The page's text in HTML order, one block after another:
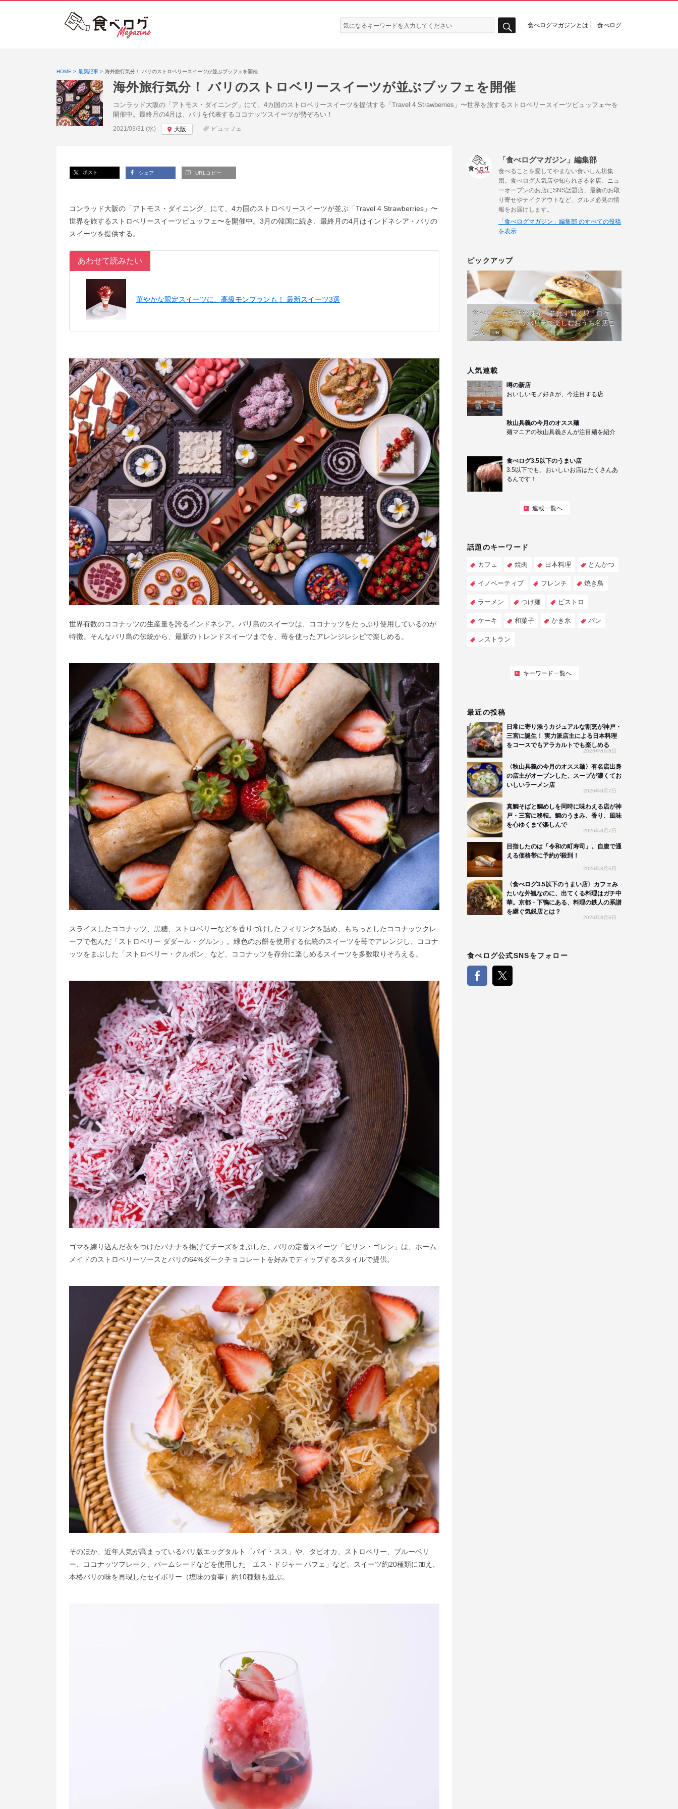
検
索:
食べログマガジンとは 食べログ
HOME 最新記事 海外旅行気分！ バリのストロベリースイーツが並ぶブッフェを開催
海外旅行気分！ バリのストロベリースイーツが並ぶブッフェを開催
コンラッド大阪の「アトモス・ダイニング」にて、4カ国のストロベリースイーツを提供する「Travel 4 Strawberries」〜世界を旅するストロベリースイーツビュッフェ〜を
開催中。最終月の4月は、バリを代表するココナッツスイーツが勢ぞろい！
投稿日:
2021/03/31 (水) 大阪 ビュッフェ
ポスト シェア URLコピー
コンラッド大阪の「アトモス・ダイニング」にて、4カ国のストロベリースイーツが並ぶ「Travel 4 Strawberries」〜
世界を旅するストロベリースイーツビュッフェ〜を開催中。3月の韓国に続き、最終月の4月はインドネシア・バリの
スイーツを提供する。
あわせて読みたい
華やかな限定スイーツに、高級モンブランも！ 最新スイーツ3選
世界有数のココナッツの生産量を誇るインドネシア。バリ島のスイーツは、ココナッツをたっぷり使用しているのが
特徴。そんなバリ島の伝統から、最新のトレンドスイーツまでを、苺を使ったアレンジレシピで楽しめる。
スライスしたココナッツ、黒糖、ストロベリーなどを香りづけしたフィリングを詰め、もちっとしたココナッツクレ
ープで包んだ「ストロベリー ダダール・グルン」。緑色のお餅を使用する伝統のスイーツを苺でアレンジし、ココナ
ッツをまぶした「ストロベリー・クルポン」など、ココナッツを存分に楽しめるスイーツを多数取りそろえる。
ゴマを練り込んだ衣をつけたバナナを揚げてチーズをまぶした、バリの定番スイーツ「ピサン・ゴレン」は、ホーム
メイドのストロベリーソースとバリの64%ダークチョコレートを好みでディップするスタイルで提供。
そのほか、近年人気が高まっているバリ版エッグタルト「パイ・スス」や、タピオカ、ストロベリー、ブルーベリ
ー、ココナッツフレーク、パームシードなどを使用した「エス・ドジャー パフェ」など、スイーツ約20種類に加え、
本格バリの味を再現したセイボリー（塩味の食事）約10種類も並ぶ。
「食べログマガジン」編集部
食べることを愛してやまない食いしん坊集
団。食べログ人気店や知られざる名店、ニュ
ーオープンのお店にSNS話題店、最新のお取
り寄せやテイクアウトなど、グルメ必見の情
報をお届けします。
「食べログマガジン」編集部 のすべての投稿
を表示
ピックアップ
食べログ 百名店の味が、並ばず届く!?「ロケ
ットナウ」のデリバリーで楽しむおうち名店ご
はん
PR
人気連載
噂の新店
おいしいモノ好きが、今注目する店
秋山具義の今月のオスス麺
麺マニアの秋山具義さんが注目麺を紹介
食べログ3.5以下のうまい店
3.5以下でも、おいしいお店はたくさんあ
るんです！
連載一覧へ
話題のキーワード
カフェ 焼肉 日本料理 とんかつ
イノベーティブ フレンチ 焼き鳥
ラーメン つけ麺 ビストロ
ケーキ 和菓子 かき氷 パン
レストラン
キーワード一覧へ
最近の投稿
日常に寄り添うカジュアルな割烹が神戸・
三宮に誕生！ 実力派店主による日本料理
をコースでもアラカルトでも楽しめる
2026年8月8日
〈秋山具義の今月のオスス麺〉有名店出身
の店主がオープンした、スープが濃くてお
いしいラーメン店
2026年8月7日
真鯛そばと鯛めしを同時に味わえる店が神
戸・三宮に移転。鯛のうまみ、香り、風味
を心ゆくまで楽しんで
2026年8月7日
目指したのは「令和の町寿司」。自腹で通
える価格帯に予約が殺到！
2026年8月6日
〈食べログ3.5以下のうまい店〉カフェみ
たいな外観なのに、出てくる料理はガチ中
華。京都・下鴨にある、料理の鉄人の系譜
を継ぐ気鋭店とは？
2026年8月6日
食べログ公式SNSをフォロー